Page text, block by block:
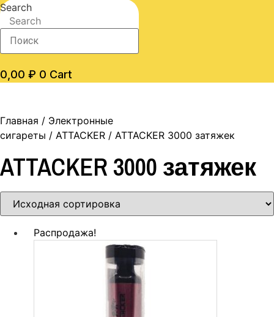
Search
Search
0,00 ₽ 0 Cart
Главная / Электронные
сигареты / ATTACKER / ATTACKER 3000 затяжек
ATTACKER 3000 затяжек
Распродажа!